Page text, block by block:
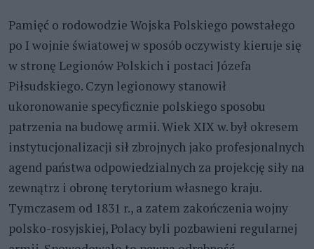
Pamięć o rodowodzie Wojska Polskiego powstałego
po I wojnie światowej w sposób oczywisty kieruje się
w stronę Legionów Polskich i postaci Józefa
Piłsudskiego. Czyn legionowy stanowił
ukoronowanie specyficznie polskiego sposobu
patrzenia na budowę armii. Wiek XIX w. był okresem
instytucjonalizacji sił zbrojnych jako profesjonalnych
agend państwa odpowiedzialnych za projekcję siły na
zewnątrz i obronę terytorium własnego kraju.
Tymczasem od 1831 r., a zatem zakończenia wojny
polsko-rosyjskiej, Polacy byli pozbawieni regularnej